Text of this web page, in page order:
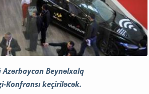
Beynəlxalq
Konfransı keçiriləcək.